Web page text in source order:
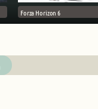
Forza Horizon 6